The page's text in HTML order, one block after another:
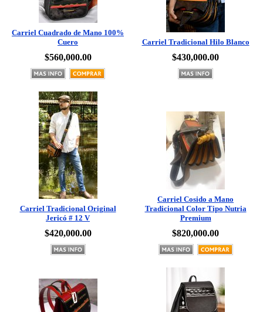
Carriel Cuadrado de Mano 100%
Cuero
$560,000.00
Carriel Tradicional Hilo Blanco
$430,000.00
Carriel Tradicional Original
Jericó # 12 V
$420,000.00
Carriel Cosido a Mano
Tradicional Color Tipo Nutria
Premium
$820,000.00